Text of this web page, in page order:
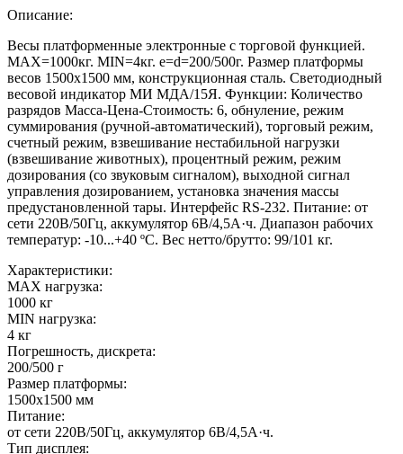
Описание:
Весы платформенные электронные с торговой функцией.
MAX=1000кг. MIN=4кг. e=d=200/500г. Размер платформы
весов 1500х1500 мм, конструкционная сталь. Светодиодный
весовой индикатор МИ МДА/15Я. Функции: Количество
разрядов Масса-Цена-Стоимость: 6, обнуление, режим
суммирования (ручной-автоматический), торговый режим,
счетный режим, взвешивание нестабильной нагрузки
(взвешивание животных), процентный режим, режим
дозирования (со звуковым сигналом), выходной сигнал
управления дозированием, установка значения массы
предустановленной тары. Интерфейс RS-232. Питание: от
сети 220В/50Гц, аккумулятор 6В/4,5А·ч. Диапазон рабочих
температур: -10...+40 ºС. Вес нетто/брутто: 99/101 кг.
Характеристики:
MAX нагрузка:
1000 кг
MIN нагрузка:
4 кг
Погрешность, дискрета:
200/500 г
Размер платформы:
1500х1500 мм
Питание:
от сети 220В/50Гц, аккумулятор 6В/4,5А·ч.
Тип дисплея: